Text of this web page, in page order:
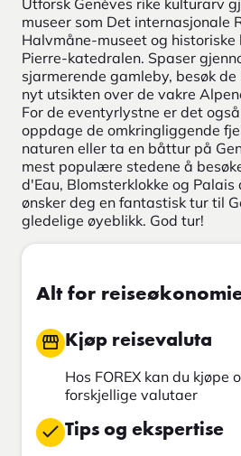
museer som Det internasjonale
Halvmåne-museet og historiske
Pierre-katedralen. Spaser
sjarmerende gamleby, besøk
nyt utsikten over de vakre
For de eventyrlystne er det
oppdage de omkringliggende
naturen eller ta en båttur på
mest populære stedene å
d'Eau, Blomsterklokke og Palais
ønsker deg en fantastisk tur til
gledelige øyeblikk. God tur!
Alt for
Kjøp reisevaluta
Hos FOREX kan du kjøpe
forskjellige valutaer
Tips og ekspertise